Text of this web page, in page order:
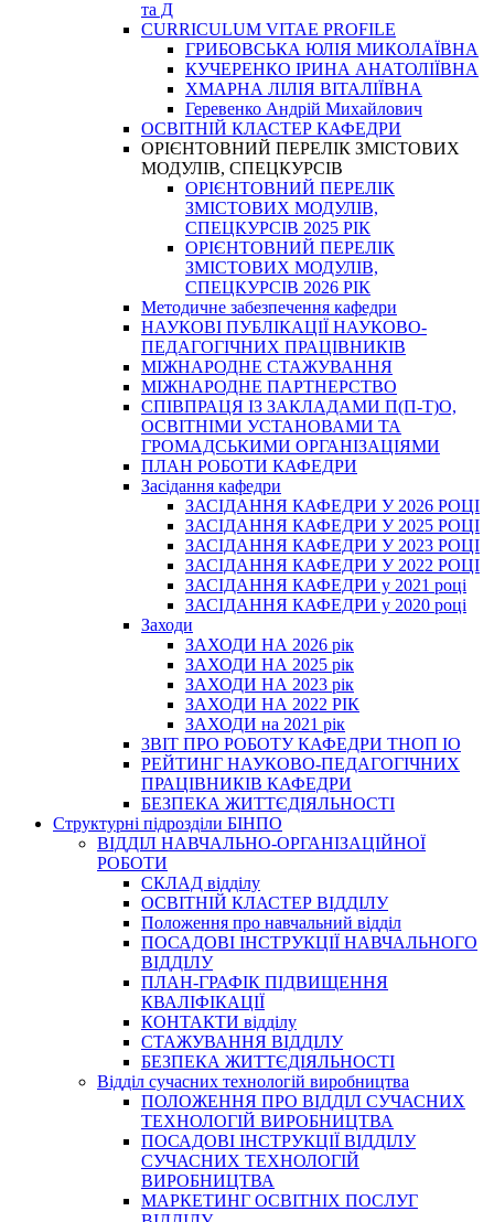
та Д
CURRICULUM VITAE PROFILE
ГРИБОВСЬКА ЮЛІЯ МИКОЛАЇВНА
КУЧЕРЕНКО ІРИНА АНАТОЛІЇВНА
ХМАРНА ЛІЛІЯ ВІТАЛІЇВНА
Геревенко Андрій Михайлович
ОСВІТНІЙ КЛАСТЕР КАФЕДРИ
ОРІЄНТОВНИЙ ПЕРЕЛІК ЗМІСТОВИХ
МОДУЛІВ, СПЕЦКУРСІВ
ОРІЄНТОВНИЙ ПЕРЕЛІК
ЗМІСТОВИХ МОДУЛІВ,
СПЕЦКУРСІВ 2025 РІК
ОРІЄНТОВНИЙ ПЕРЕЛІК
ЗМІСТОВИХ МОДУЛІВ,
СПЕЦКУРСІВ 2026 РІК
Методичне забезпечення кафедри
НАУКОВІ ПУБЛІКАЦІЇ НАУКОВО-
ПЕДАГОГІЧНИХ ПРАЦІВНИКІВ
МІЖНАРОДНЕ СТАЖУВАННЯ
МІЖНАРОДНЕ ПАРТНЕРСТВО
СПІВПРАЦЯ ІЗ ЗАКЛАДАМИ П(П-Т)О,
ОСВІТНІМИ УСТАНОВАМИ ТА
ГРОМАДСЬКИМИ ОРГАНІЗАЦІЯМИ
ПЛАН РОБОТИ КАФЕДРИ
Засідання кафедри
ЗАСІДАННЯ КАФЕДРИ У 2026 РОЦІ
ЗАСІДАННЯ КАФЕДРИ У 2025 РОЦІ
ЗАСІДАННЯ КАФЕДРИ У 2023 РОЦІ
ЗАСІДАННЯ КАФЕДРИ У 2022 РОЦІ
ЗАСІДАННЯ КАФЕДРИ у 2021 році
ЗАСІДАННЯ КАФЕДРИ у 2020 році
Заходи
ЗАХОДИ НА 2026 рік
ЗАХОДИ НА 2025 рік
ЗАХОДИ НА 2023 рік
ЗАХОДИ НА 2022 РІК
ЗАХОДИ на 2021 рік
3BIT ПРО РОБОТУ КАФЕДРИ ТНОП ІО
РЕЙТИНГ НАУКОВО-ПЕДАГОГІЧНИХ
ПРАЦІВНИКІВ КАФЕДРИ
БЕЗПЕКА ЖИТТЄДІЯЛЬНОСТІ
Структурні підрозділи БІНПО
ВІДДІЛ НАВЧАЛЬНО-ОРГАНІЗАЦІЙНОЇ
РОБОТИ
СКЛАД відділу
ОСВІТНІЙ КЛАСТЕР ВІДДІЛУ
Положення про навчальний вiддiл
ПОСАДОВІ ІНСТРУКЦІЇ НАВЧАЛЬНОГО
ВІДДІЛУ
ПЛАН-ГРАФІК ПІДВИЩЕННЯ
КВАЛІФІКАЦІЇ
КОНТАКТИ відділу
СТАЖУВАННЯ ВІДДІЛУ
БЕЗПЕКА ЖИТТЄДІЯЛЬНОСТІ
Відділ сучасних технологій виробництва
ПОЛОЖЕННЯ ПРО ВІДДІЛ СУЧАСНИХ
ТЕХНОЛОГІЙ ВИРОБНИЦТВА
ПОСАДОВІ ІНСТРУКЦІЇ ВІДДІЛУ
СУЧАСНИХ ТЕХНОЛОГІЙ
ВИРОБНИЦТВА
МАРКЕТИНГ ОСВІТНІХ ПОСЛУГ